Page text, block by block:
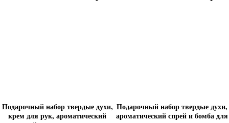
Подарочный набор твердые духи,
крем для рук, ароматический
Подарочный набор твердые духи,
ароматический спрей и бомба для